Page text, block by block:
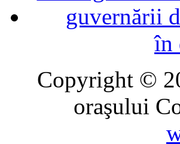
în
Copyright ©
oraşului